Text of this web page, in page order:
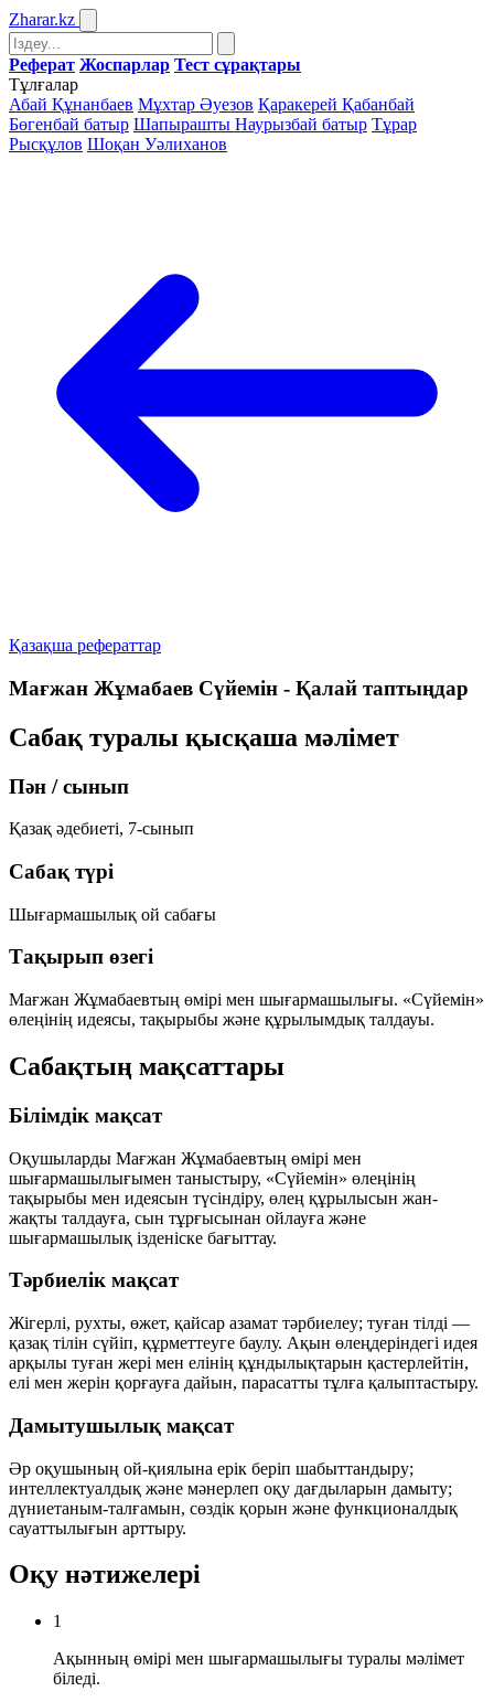
Zharar.kz
Реферат Жоспарлар Тест сұрақтары
Тұлғалар
Абай Құнанбаев Мұхтар Әуезов Қаракерей Қабанбай
Бөгенбай батыр Шапырашты Наурызбай батыр Тұрар
Рысқұлов Шоқан Уәлиханов
Қазақша рефераттар
Мағжан Жұмабаев Сүйемін - Қалай таптыңдар
Сабақ туралы қысқаша мәлімет
Пән / сынып
Қазақ әдебиеті, 7-сынып
Сабақ түрі
Шығармашылық ой сабағы
Тақырып өзегі
Мағжан Жұмабаевтың өмірі мен шығармашылығы. «Сүйемін»
өлеңінің идеясы, тақырыбы және құрылымдық талдауы.
Сабақтың мақсаттары
Білімдік мақсат
Оқушыларды Мағжан Жұмабаевтың өмірі мен
шығармашылығымен таныстыру, «Сүйемін» өлеңінің
тақырыбы мен идеясын түсіндіру, өлең құрылысын жан-
жақты талдауға, сын тұрғысынан ойлауға және
шығармашылық ізденіске бағыттау.
Тәрбиелік мақсат
Жігерлі, рухты, өжет, қайсар азамат тәрбиелеу; туған тілді —
қазақ тілін сүйіп, құрметтеуге баулу. Ақын өлеңдеріндегі идея
арқылы туған жері мен елінің құндылықтарын қастерлейтін,
елі мен жерін қорғауға дайын, парасатты тұлға қалыптастыру.
Дамытушылық мақсат
Әр оқушының ой-қиялына ерік беріп шабыттандыру;
интеллектуалдық және мәнерлеп оқу дағдыларын дамыту;
дүниетаным-талғамын, сөздік қорын және функционалдық
сауаттылығын арттыру.
Оқу нәтижелері
1
Ақынның өмірі мен шығармашылығы туралы мәлімет
біледі.